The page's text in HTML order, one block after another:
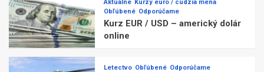
Aktuálne Kurzy euro / cudzia mena
Obľúbené Odporúčame
Kurz EUR / USD – americký dolár
online
Letectvo Obľúbené Odporúčame